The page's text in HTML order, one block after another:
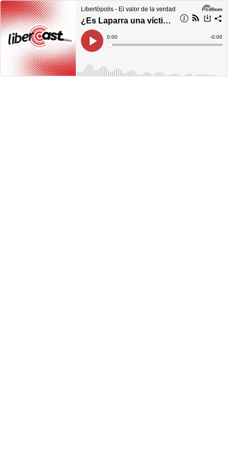
Libertópolis - El valor de la verdad
¿Es Laparra una víctima o se victimiza?
Play
Current
Time
0:00
Loaded:
Time
-0:00